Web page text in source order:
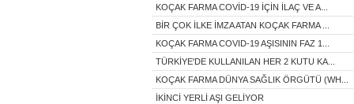
KOÇAK FARMA COVİD-19 İÇİN İLAÇ VE A...
BİR ÇOK İLKE İMZA ATAN KOÇAK FARMA ...
KOÇAK FARMA COVID-19 AŞISININ FAZ 1...
TÜRKİYE'DE KULLANILAN HER 2 KUTU KA...
KOÇAK FARMA DÜNYA SAĞLIK ÖRGÜTÜ (WH...
İKİNCİ YERLİ AŞI GELİYOR